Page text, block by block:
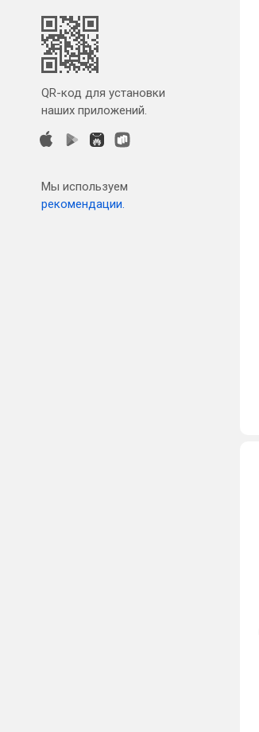
QR-код для установки
наших приложений.
Мы используем
рекомендации.